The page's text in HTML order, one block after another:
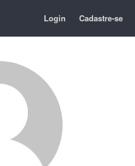
Login Cadastre-se